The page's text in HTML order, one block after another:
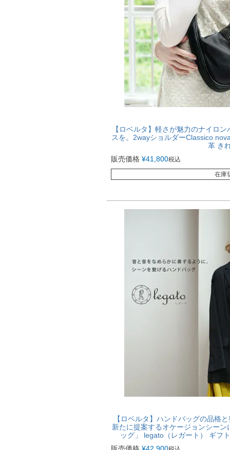
【ロベルタ】軽さが魅力のナイロ
スを。2wayショルダーClassico
革 き
販売価格 ¥41,800税込
在庫
【ロベルタ】ハンドバッグの品格
新たに提案するオケージョンシー
ッグ」 legato（レガート） ギフ